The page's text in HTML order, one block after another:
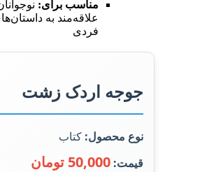
مناسب برای:
علاقه‌مند به
فردی
جوجه اردک زشت
نوع محصول: کتاب
قیمت: 50,000 تومان